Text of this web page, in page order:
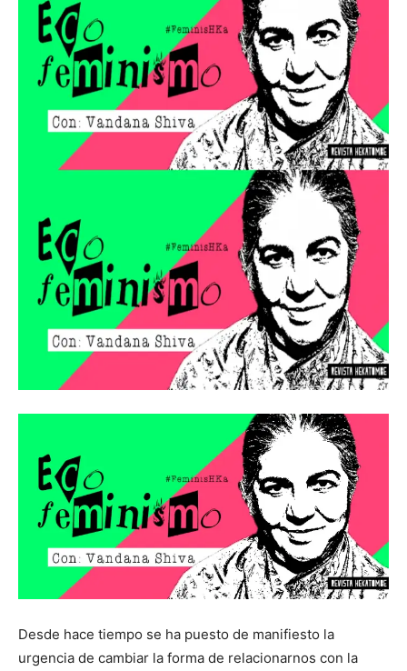
Desde hace tiempo se ha puesto de manifiesto la
urgencia de cambiar la forma de relacionarnos con la